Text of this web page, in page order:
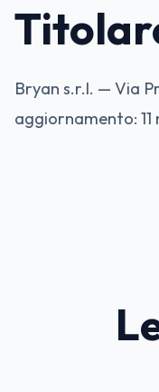
Bryan s.r.l. — Via
aggiornamento: